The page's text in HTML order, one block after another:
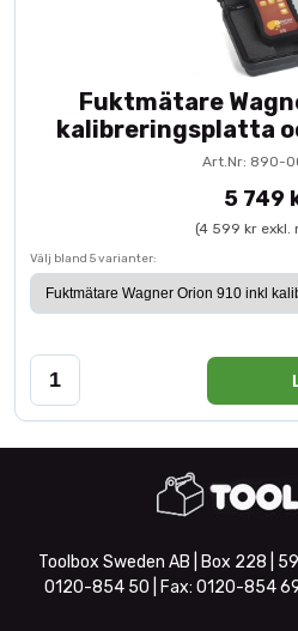
Fuktmätare
kalibreringsplatta
Art.Nr: 890-
5 749
(4 599 kr exkl.
Välj bland 5 varianter:
Toolbox Sweden AB | Box 228 |
0120-854 50 | Fax: 0120-854